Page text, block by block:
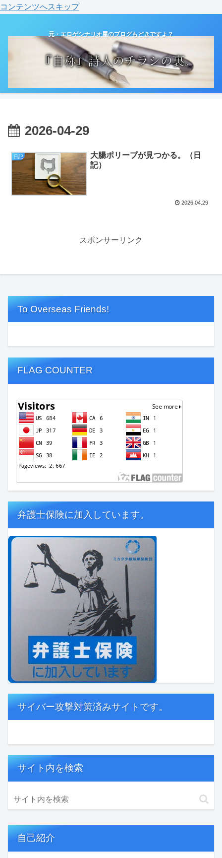
コンテンツへスキップ
元・エロゲシナリオ屋のブログもどきですよ？
2026-04-29
日記
大腸ポリープが見つかる。（日
記）
2026.04.29
スポンサーリンク
To Overseas Friends!
FLAG COUNTER
弁護士保険に加入しています。
サイバー攻撃対策済みサイトです。
サイト内を検索
自己紹介